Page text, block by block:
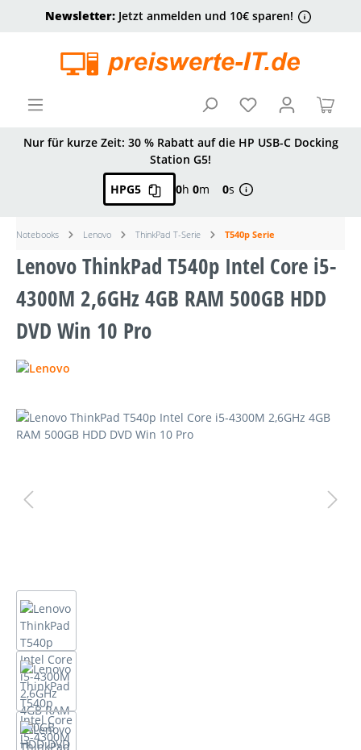
springen
Newsletter:Jetzt anmelden und 10€ sparen!
Nur für kurze Zeit: 30 % Rabatt auf die HP USB-C Docking
Station G5!
HPG5
0h 0m 0s
Notebooks Lenovo ThinkPad T-Serie T540p Serie
Lenovo ThinkPad T540p Intel Core i5-
4300M 2,6GHz 4GB RAM 500GB HDD
DVD Win 10 Pro
Bildergalerie überspringen